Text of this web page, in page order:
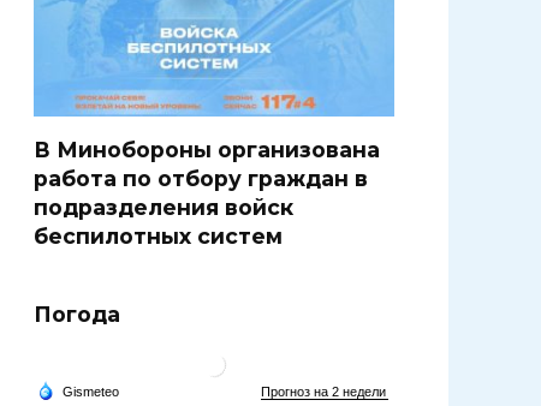
В Минобороны организована
работа по отбору граждан в
подразделения войск
беспилотных систем
Погода